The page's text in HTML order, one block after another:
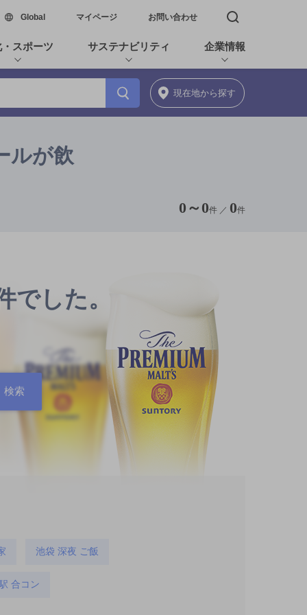
Global新しいウィンドウで開く
マイページ お問い合わせ 検索窓を開く
スポーツ サステナビリティ 企業情報
現在地から探す
ルが飲
0 ～ 0件 ／ 0件
でした。
池袋 深夜 ご飯
合コン